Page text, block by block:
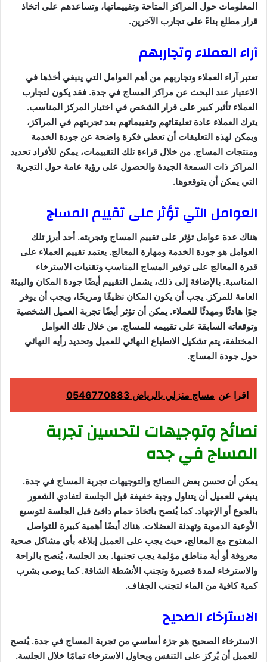
المعلومات حول المراكز المتاحة وتقييماتها، وتساعدهم على اتخاذ
قرار مطلع بناءً على تجارب الآخرين.
آراء العملاء وتجاربهم
تعتبر آراء العملاء وتجاربهم من أهم العوامل التي ينبغي أخذها في
الاعتبار عند البحث عن مراكز المساج في جدة. فقد يكون لتجارب
العملاء تأثير كبير على قرار الشخص في اختيار المركز المناسب.
يترك العملاء عادة تعليقاتهم وتقييماتهم بعد تجربتهم في المراكز،
ويمكن لهذه التعليقات أن تعطي فكرة واضحة عن جودة الخدمة
ومنتجات المساج. من خلال قراءة تلك التقييمات، يمكن للأفراد تحديد
المراكز ذات السمعة الجيدة والحصول على رؤية عامة حول التجربة
التي يمكن أن يتوقعوها.
العوامل التي تؤثر على تقييم المساج
هناك عدة عوامل تؤثر على تقييم المساج وتجربته. أحد أبرز تلك
العوامل هو جودة الخدمة ومهارة المعالج. يعتمد تقييم العملاء على
قدرة المعالج على توفير المساج المناسب وتقنيات الاسترخاء
المناسبة. بالإضافة إلى ذلك، يشمل التقييم أيضًا جودة المكان والبيئة
العامة للمركز. يجب أن يكون المكان نظيفًا ومريحًا، ويجب أن يوفر
جوًا هادئًا ومهدئًا للعملاء. يمكن أن تؤثر أيضًا تجربة العميل الشخصية
وتوقعاته السابقة على تقييمه للمساج. من خلال تلك العوامل
المختلفة، يتم تشكيل الانطباع النهائي للعميل وتحديد رأيه النهائي
حول جودة المساج.
اقرا عن مساج منزلي بالرياض 0546770883
نصائح وتوجيهات لتحسين تجربة
المساج في جده
يمكن أن تحسن بعض النصائح والتوجيهات تجربة المساج في جدة.
ينبغي للعميل أن يتناول وجبة خفيفة قبل الجلسة لتفادي الشعور
بالجوع أو الإجهاد. كما يُنصح باتخاذ حمام دافئ قبل الجلسة لتوسيع
الأوعية الدموية وتهدئة العضلات. هناك أيضًا أهمية كبيرة للتواصل
المفتوح مع المعالج، حيث يجب على العميل إبلاغه بأي مشاكل صحية
معروفة أو أية مناطق مؤلمة يجب تجنبها. بعد الجلسة، يُنصح بالراحة
والاسترخاء لمدة قصيرة وتجنب الأنشطة الشاقة. كما يوصى بشرب
كمية كافية من الماء لتجنب الجفاف.
الاسترخاء الصحيح
الاسترخاء الصحيح هو جزء أساسي من تجربة المساج في جدة. يُنصح
للعميل أن يُركز على التنفس ويحاول الاسترخاء تمامًا خلال الجلسة.